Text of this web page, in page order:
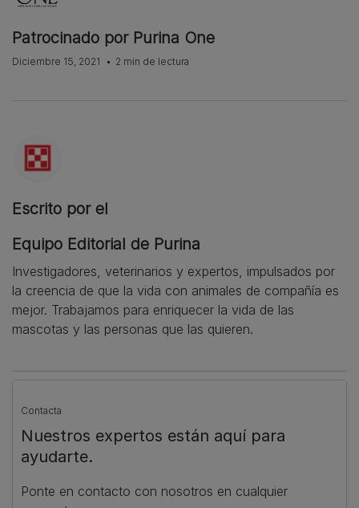
Patrocinado por Purina One
Diciembre 15, 2021 2 min de lectura
Escrito por el
Equipo Editorial de Purina
Investigadores, veterinarios y expertos, impulsados por
la creencia de que la vida con animales de compañía es
mejor. Trabajamos para enriquecer la vida de las
mascotas y las personas que las quieren.
Contacta
Nuestros expertos están aquí para
ayudarte.
Ponte en contacto con nosotros en cualquier